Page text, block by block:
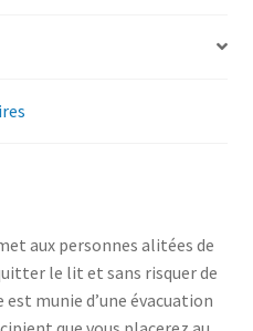
aux personnes alitées de
le lit et sans risquer de
munie d’une évacuation